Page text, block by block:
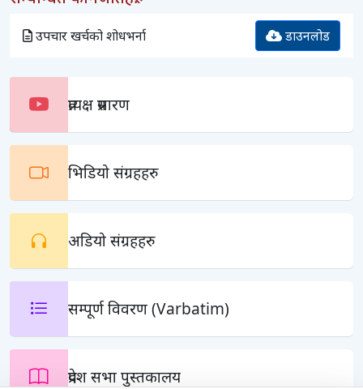
उपचार खर्चको शोधभर्ना डाउनलोड
प्रत्यक्ष प्रसारण
भिडियो संग्रहहरु
अडियो संग्रहहरु
सम्पूर्ण विवरण (Varbatim)
प्रदेश सभा पुस्तकालय